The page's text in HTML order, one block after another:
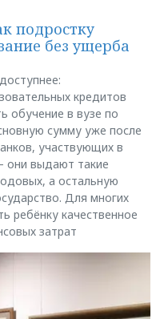
подростку
без ущерба
кредитов
обучение в вузе по
сумму уже после
участвующих в
выдают такие
а остальную
Для многих
ребёнку качественное
затрат